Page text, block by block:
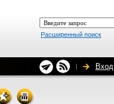
Расширенный поиск
Вход